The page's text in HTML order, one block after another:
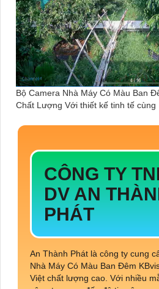
Bộ Camera Nhà Máy Có Màu Ban
Chất Lượng Với thiết kế tinh tế cùng
CÔNG TY
DV AN
PHÁT
An Thành Phát là công ty cung
Nhà Máy Có Màu Ban Đêm
Việt chất lượng cao. Với nhiều